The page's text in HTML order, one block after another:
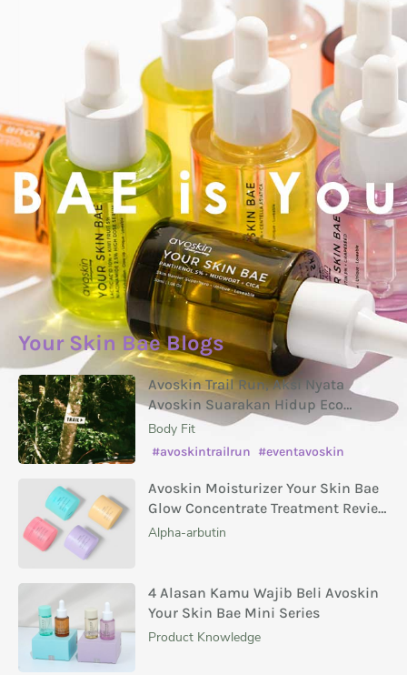
Your Skin Bae Blogs
Avoskin Trail Run, Aksi Nyata
Avoskin Suarakan Hidup Eco
Conscious
Body Fit
#avoskintrailrun #eventavoskin
Avoskin Moisturizer Your Skin Bae
Glow Concentrate Treatment Review
Masing-Masing Variannya
Alpha-arbutin
4 Alasan Kamu Wajib Beli Avoskin
Your Skin Bae Mini Series
Product Knowledge